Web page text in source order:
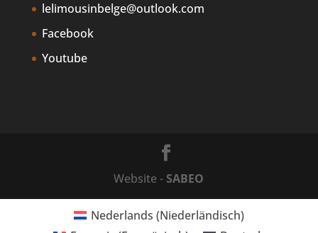
lelimousinbelge@outlook.com
Facebook
Youtube
Website - SABEO
Nederlands (Niederländisch)